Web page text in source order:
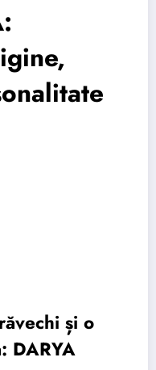
și o
DARYA